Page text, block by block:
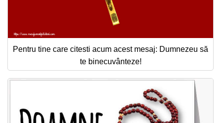
Pentru tine care citesti acum acest mesaj: Dumnezeu să
te binecuvânteze!